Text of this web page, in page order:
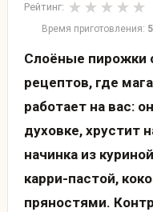
Рейтинг:
Время приготовления:
Слоёные пирожки
рецептов, где
работает на вас:
духовке, хрустит
начинка из
карри-пастой,
пряностями.